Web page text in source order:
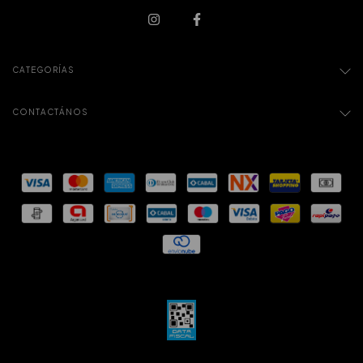
CATEGORÍAS
CONTACTÁNOS